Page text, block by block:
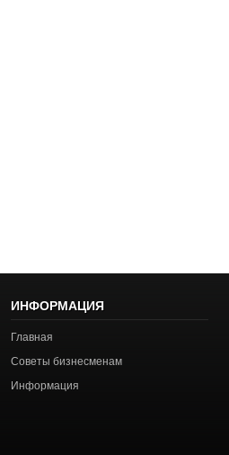
ИНФОРМАЦИЯ
Главная
Советы бизнесменам
Информация